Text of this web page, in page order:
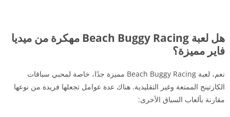
هل لعبة Beach Buggy Racing مهكرة من ميديا
فاير مميزة؟
نعم، لعبة Beach Buggy Racing مميزة جدًا، خاصة لمحبي سباقات
الكارتينج الممتعة وغير التقليدية. هناك عدة عوامل تجعلها فريدة من نوعها
مقارنة بألعاب السباق الأخرى: